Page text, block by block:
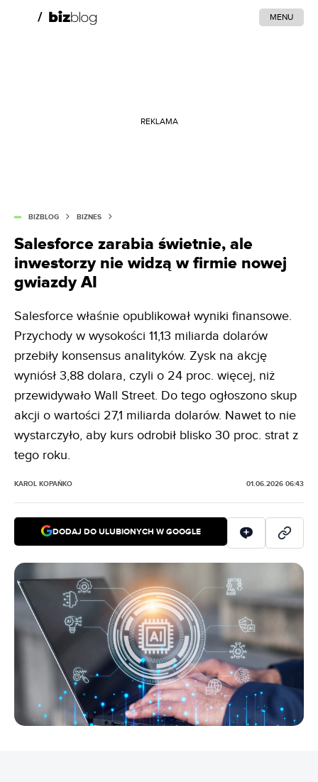
MENU
REKLAMA
BIZBLOG BIZNES
Salesforce zarabia świetnie, ale
inwestorzy nie widzą w firmie nowej
gwiazdy AI
Salesforce właśnie opublikował wyniki finansowe.
Przychody w wysokości 11,13 miliarda dolarów
przebiły konsensus analityków. Zysk na akcję
wyniósł 3,88 dolara, czyli o 24 proc. więcej, niż
przewidywało Wall Street. Do tego ogłoszono skup
akcji o wartości 27,1 miliarda dolarów. Nawet to nie
wystarczyło, aby kurs odrobił blisko 30 proc. strat z
tego roku.
KAROL KOPAŃKO 01.06.2026 06:43
DODAJ DO ULUBIONYCH W GOOGLE